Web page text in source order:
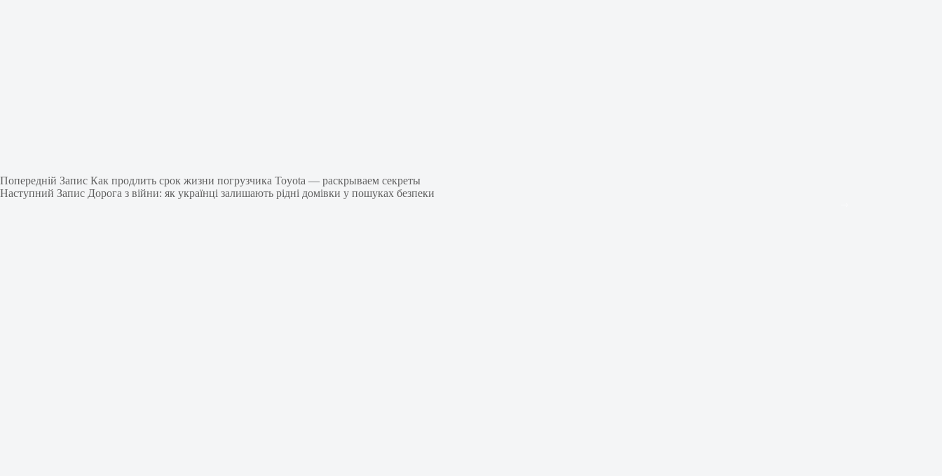
Попередній Запис Как продлить срок жизни погрузчика Toyota — раскрываем секреты
Наступний Запис Дорога з війни: як українці залишають рідні домівки у пошуках безпеки